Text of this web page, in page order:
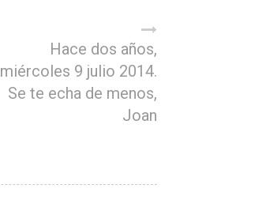
Hace dos años,
miércoles 9 julio 2014.
Se te echa de menos,
Joan